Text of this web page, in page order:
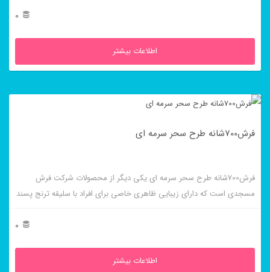
0
اطلاعات بیشتر
فرش700شانه طرح سحر سرمه ای
فرش700شانه طرح سحر سرمه ای یکی دیگر از محصولات شرکت فرش
مسجدی است که دارای زیبایی ظاهری خاصی برای افراد با سلیقه ترنج پسند
0
اطلاعات بیشتر